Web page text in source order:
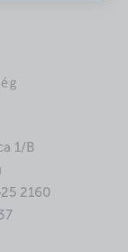
1/B
2160